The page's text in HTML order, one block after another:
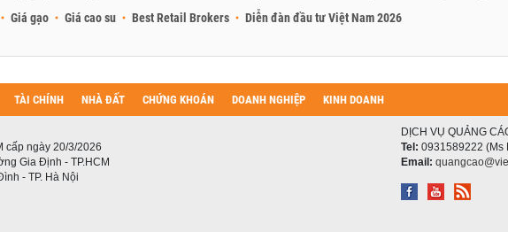
Giá gạo Giá cao su Best Retail Brokers Diễn đàn đầu tư Việt Nam 2026
TÀI CHÍNH NHÀ ĐẤT CHỨNG KHOÁN DOANH NGHIỆP KINH DOANH
cấp ngày 20/3/2026
Gia Định - TP.HCM
- TP. Hà Nội
DỊCH VỤ QUẢNG
Tel: 0931589222 (Ms
Email: